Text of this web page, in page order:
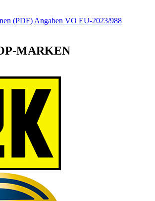
(PDF)Angaben VO EU-2023/988
MARKEN